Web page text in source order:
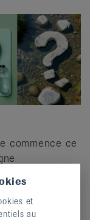
commence ce
et
au